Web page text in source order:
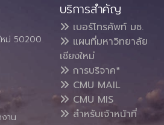
หม่ 50200
าน
บริการสำคัญ
เบอร์โทรศัพท์ มช.
แผนที่มหาวิทยาลัย
เชียงใหม่
การบริจาค*
CMU MAIL
CMU MIS
สำหรับเจ้าหน้าที่